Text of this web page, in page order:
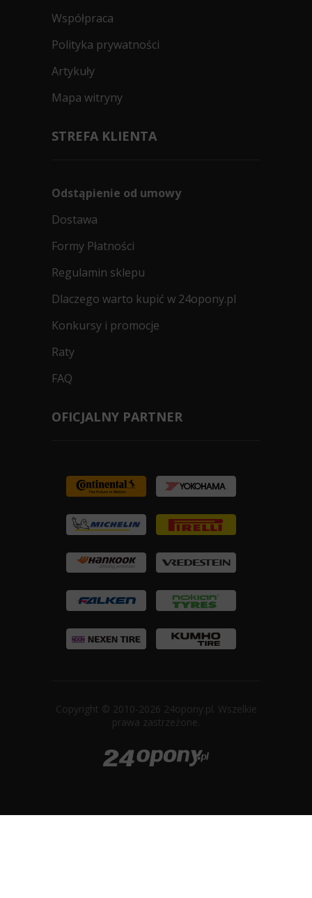
Współpraca
Polityka prywatności
Artykuły
Mapa witryny
STREFA KLIENTA
Odstąpienie od umowy
Dostawa
Formy Płatności
Regulamin sklepu
Dlaczego warto kupić w 24opony.pl
Konkursy i promocje
Raty
FAQ
OFICJALNY PARTNER
Copyright © 2010-2026 24opony.pl. Wszelkie
prawa zastrzeżone.